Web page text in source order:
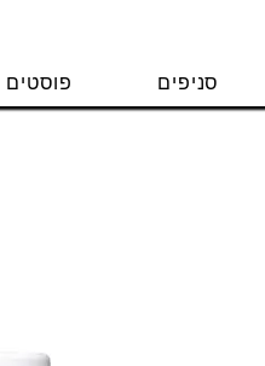
טל' 09-9564464 סניפים פוסטים